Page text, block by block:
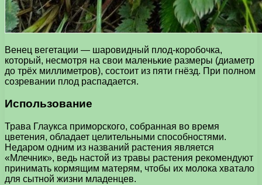
Венец вегетации — шаровидный плод-коробочка,
который, несмотря на свои маленькие размеры (диаметр
до трёх миллиметров), состоит из пяти гнёзд. При полном
созревании плод распадается.
Использование
Трава Глаукса приморского, собранная во время
цветения, обладает целительными способностями.
Недаром одним из названий растения является
«Млечник», ведь настой из травы растения рекомендуют
принимать кормящим матерям, чтобы их молока хватало
для сытной жизни младенцев.